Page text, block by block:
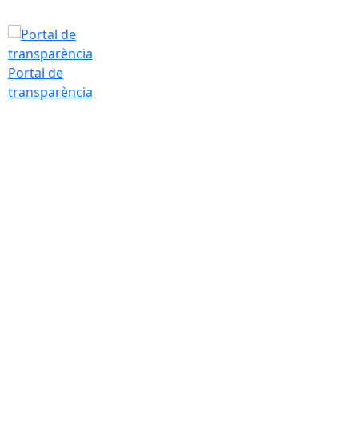
Portal de
transparència